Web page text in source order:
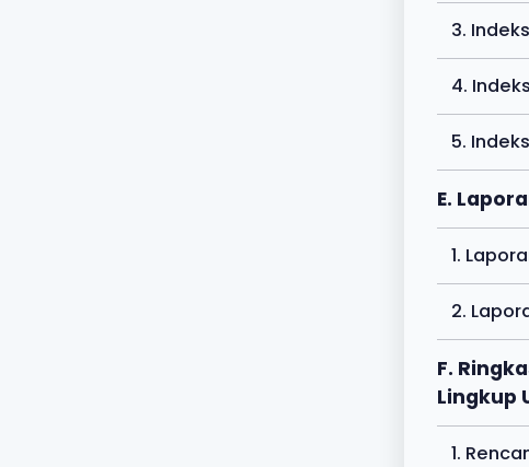
3.
4.
5.
E.
1.
2.
F.
Lingkup
1.